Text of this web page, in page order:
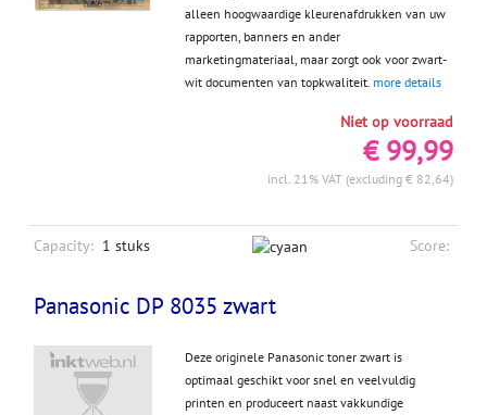
alleen hoogwaardige kleurenafdrukken van uw
rapporten, banners en ander
marketingmateriaal, maar zorgt ook voor zwart-
wit documenten van topkwaliteit. more details
Niet op voorraad
€ 99,99
incl. 21% VAT (excluding € 82,64)
Capacity: 1 stuks Score:
Panasonic DP 8035 zwart
Deze originele Panasonic toner zwart is
optimaal geschikt voor snel en veelvuldig
printen en produceert naast vakkundige